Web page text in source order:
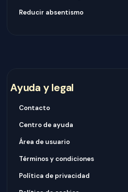
Reducir absentismo
Ayuda y legal
Contacto
Centro de ayuda
Área de usuario
Términos y condiciones
Política de privacidad